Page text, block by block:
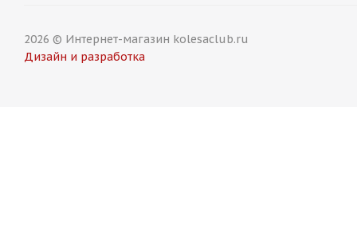
2026 © Интернет-магазин kolesaclub.ru
Дизайн и разработка